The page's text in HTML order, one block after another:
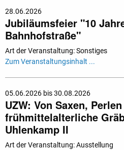
28.06.2026
Jubiläumsfeier "10
Bahnhofstraße"
Art der Veranstaltung: Sonstiges
Zum Veranstaltungsinhalt ...
05.06.2026 bis 30.08.2026
UZW: Von Saxen,
frühmittelalterliche
Uhlenkamp II
Art der Veranstaltung: Ausstellung